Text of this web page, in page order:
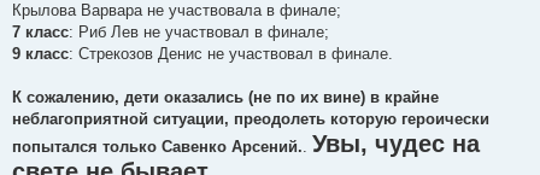
е
Крылова Варвара не участвовала в финале;
7 класс: Риб Лев не участвовал в финале;
9 класс: Стрекозов Денис не участвовал в финале.
К сожалению, дети оказались (не по их вине) в крайне
неблагоприятной ситуации, преодолеть которую героически
попытался только Савенко Арсений.. Увы, чудес на